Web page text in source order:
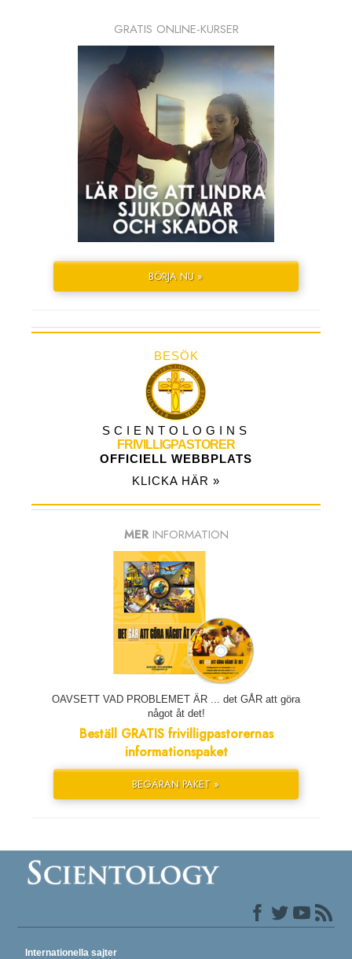
GRATIS ONLINE-KURSER
BÖRJA NU »
BESÖK
SCIENTOLOGINS
FRIVILLIGPASTORER
OFFICIELL WEBBPLATS
KLICKA HÄR »
MER INFORMATION
OAVSETT VAD PROBLEMET ÄR ... det GÅR att göra
något åt det!
Beställ GRATIS frivilligpastorernas
informationspaket
BEGÄRAN PAKET »
Internationella sajter